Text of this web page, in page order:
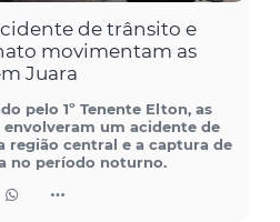
de trânsito e
movimentam as
Juara
pelo 1º Tenente Elton, as
um acidente de
central e a captura de
no período noturno.